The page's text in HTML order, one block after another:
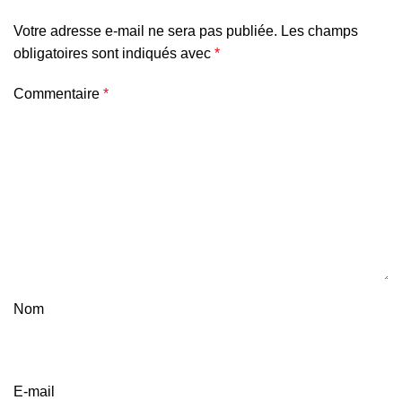
Votre adresse e-mail ne sera pas publiée. Les champs
obligatoires sont indiqués avec *
Commentaire *
Nom
E-mail